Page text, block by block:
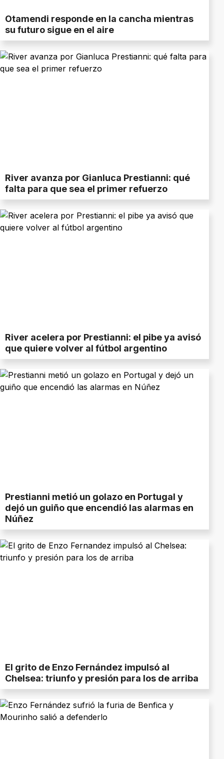
Otamendi responde en la cancha mientras
su futuro sigue en el aire
River avanza por Gianluca Prestianni: qué
falta para que sea el primer refuerzo
River acelera por Prestianni: el pibe ya avisó
que quiere volver al fútbol argentino
Prestianni metió un golazo en Portugal y
dejó un guiño que encendió las alarmas en
Núñez
El grito de Enzo Fernández impulsó al
Chelsea: triunfo y presión para los de arriba